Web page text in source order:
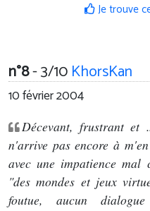
Je trouve
n°8- 3/10KhorsKan
10 février 2004
Décevant, frustrant et
n'arrive pas encore à
avec une impatience mal
"des mondes et jeux
foutue, aucun